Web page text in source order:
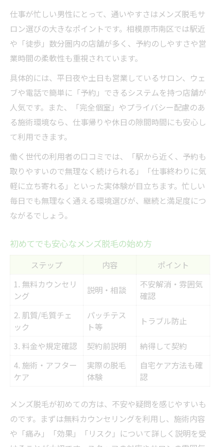
仕事が忙しい男性にとって、通いやすさはメンズ脱毛サ
ロン選びの大きなポイントです。相模原市南区では駅近
や「徒歩」数分圏内の店舗が多く、予約のしやすさや営
業時間の柔軟性も重視されています。
具体的には、平日夜や土日も営業しているサロン、ウェ
ブや電話で簡単に「予約」できるシステムを持つ店舗が
人気です。また、「完全個室」やプライバシー配慮のあ
る施術環境なら、仕事帰りや休日の隙間時間にも安心し
て利用できます。
働く世代の利用者の口コミでは、「駅から近く、予約も
取りやすいので無理なく続けられる」「仕事終わりに気
軽に立ち寄れる」といった実体験が目立ちます。忙しい
毎日でも無理なく通える環境選びが、継続と満足度につ
ながるでしょう。
初めてでも安心なメンズ脱毛の始め方
ステップ 内容
ポイント
1. 無料カウンセリ
ング
説明・相談
不安解消・雰囲気
確認
2. 肌質/毛質チェ
ック
パッチテス
ト等
トラブル防止
3. 料金や規定確認 契約前説明
納得して契約
4. 施術・アフター
ケア
実際の脱毛
体験
自宅ケア方法も確
認
メンズ脱毛が初めての方は、不安や疑問を感じやすいも
のです。まずは無料カウンセリングを利用し、施術内容
や「痛み」「効果」「リスク」について詳しく説明を受